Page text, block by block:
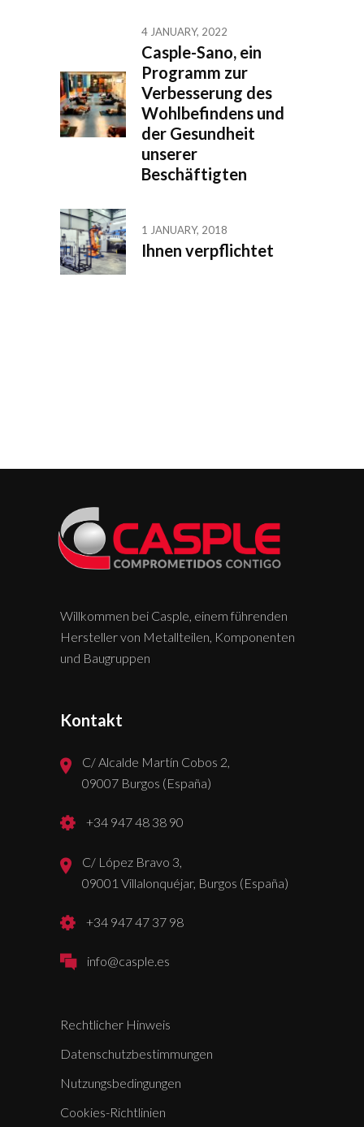
4 JANUARY, 2022
Casple-Sano, ein
Programm zur
Verbesserung des
Wohlbefindens und
der Gesundheit
unserer
Beschäftigten
1 JANUARY, 2018
Ihnen verpflichtet
Willkommen bei Casple, einem führenden
Hersteller von Metallteilen, Komponenten
und Baugruppen
Kontakt
C/ Alcalde Martín Cobos 2,
09007 Burgos (España)
+34 947 48 38 90
C/ López Bravo 3,
09001 Villalonquéjar, Burgos (España)
+34 947 47 37 98
info@casple.es
Rechtlicher Hinweis
Datenschutzbestimmungen
Nutzungsbedingungen
Cookies-Richtlinien